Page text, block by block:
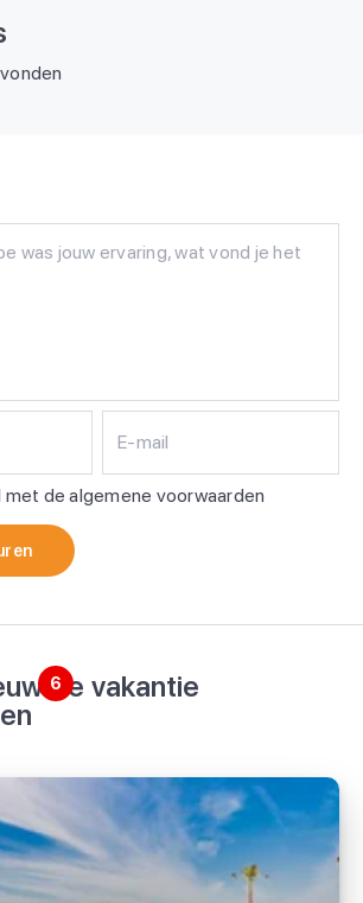
E-mail
met de algemene voorwaarden
vakantie
6